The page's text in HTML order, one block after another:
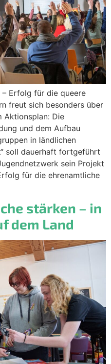
– Erfolg für die queere
freut sich besonders über
Aktionsplan: Die
und dem Aufbau
in ländlichen
soll dauerhaft fortgeführt
sein Projekt
für die ehrenamtliche
stärken – in
dem Land